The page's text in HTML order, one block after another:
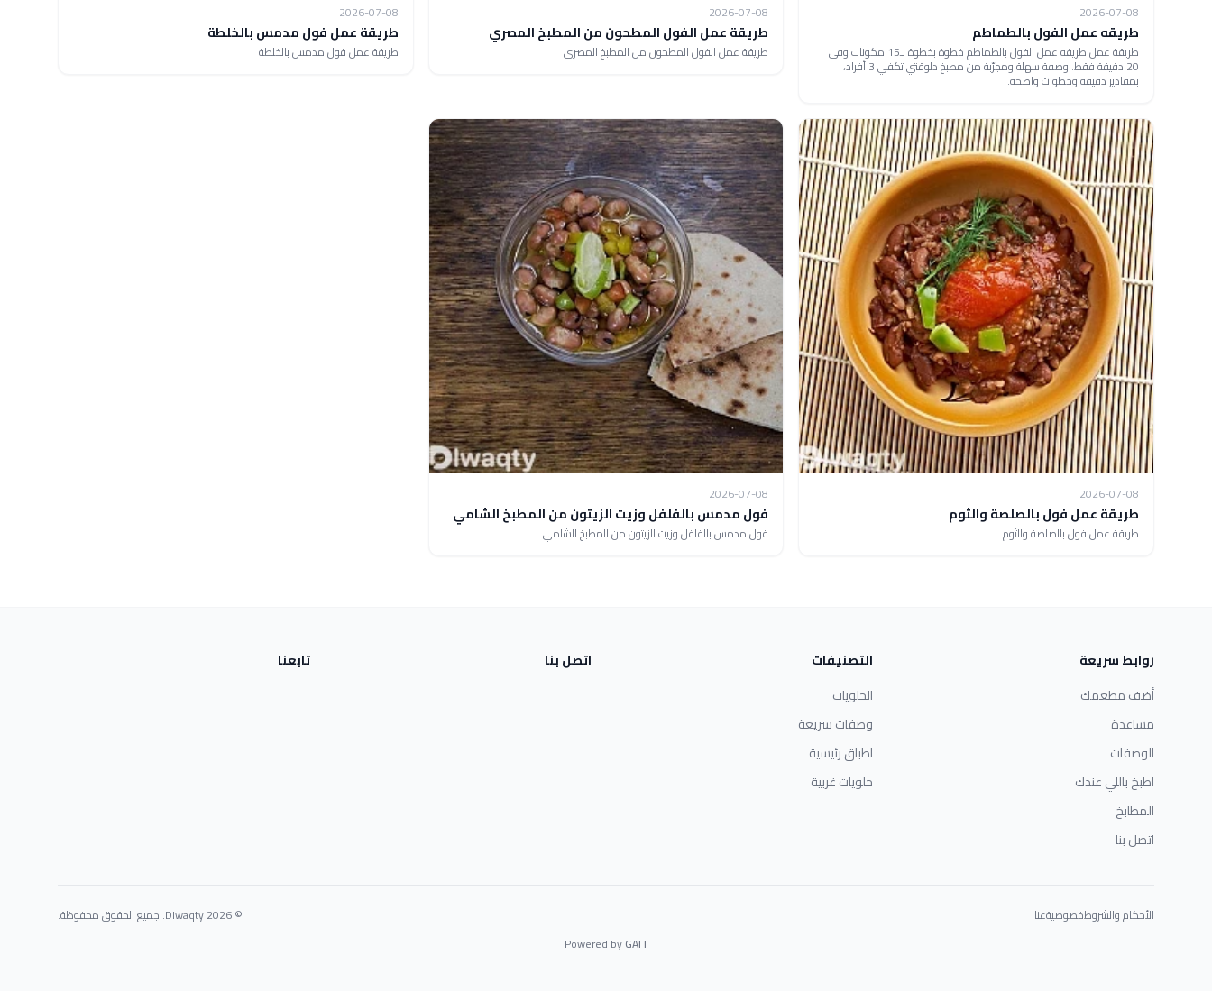
2026-07-08
طريقه عمل الفول بالطماطم
طريقة عمل طريقه عمل الفول بالطماطم خطوة بخطوة بـ15 مكونات وفي
20 دقيقة فقط. وصفة سهلة ومجرّبة من مطبخ دلوقتي تكفي 3 أفراد،
بمقادير دقيقة وخطوات واضحة.
2026-07-08
طريقة عمل الفول المطحون من المطبخ المصري
طريقة عمل الفول المطحون من المطبخ المصري
2026-07-08
طريقة عمل فول مدمس بالخلطة
طريقة عمل فول مدمس بالخلطة
2026-07-08
طريقة عمل فول بالصلصة والثوم
طريقة عمل فول بالصلصة والثوم
2026-07-08
فول مدمس بالفلفل وزيت الزيتون من المطبخ الشامي
فول مدمس بالفلفل وزيت الزيتون من المطبخ الشامي
روابط سريعة
أضف مطعمك
مساعدة
الوصفات
اطبخ باللي عندك
المطابخ
اتصل بنا
التصنيفات
الحلويات
وصفات سريعة
اطباق رئيسية
حلويات غربية
اتصل بنا تابعنا
الأحكام والشروطخصوصيةعنا
© 2026 Dlwaqty. جميع الحقوق محفوظة.
Powered byGAIT